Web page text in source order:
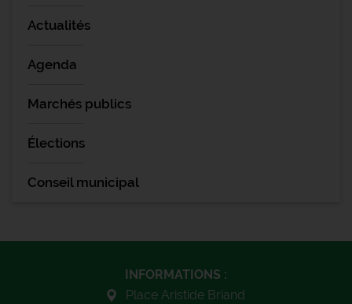
Actualités
Agenda
Marchés publics
Élections
Conseil municipal
INFORMATIONS :
Place Aristide Briand